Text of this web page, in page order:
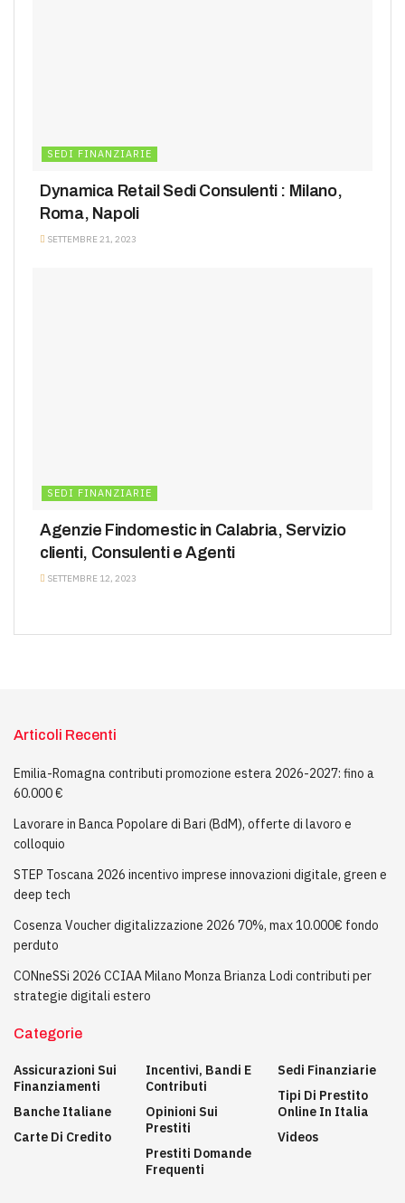
SEDI FINANZIARIE
Dynamica Retail Sedi Consulenti : Milano,
Roma, Napoli
SETTEMBRE 21, 2023
SEDI FINANZIARIE
Agenzie Findomestic in Calabria, Servizio
clienti, Consulenti e Agenti
SETTEMBRE 12, 2023
Articoli Recenti
Emilia-Romagna contributi promozione estera 2026-2027: fino a
60.000 €
Lavorare in Banca Popolare di Bari (BdM), offerte di lavoro e
colloquio
STEP Toscana 2026 incentivo imprese innovazioni digitale, green e
deep tech
Cosenza Voucher digitalizzazione 2026 70%, max 10.000€ fondo
perduto
CONneSSi 2026 CCIAA Milano Monza Brianza Lodi contributi per
strategie digitali estero
Categorie
Assicurazioni Sui
Finanziamenti
Banche Italiane
Carte Di Credito
Incentivi, Bandi E
Contributi
Opinioni Sui
Prestiti
Prestiti Domande
Frequenti
Sedi Finanziarie
Tipi Di Prestito
Online In Italia
Videos